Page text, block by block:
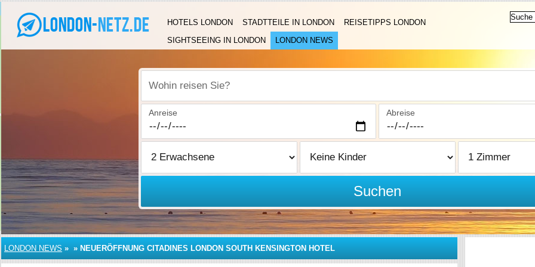
HOTELS LONDON STADTTEILE IN LONDON
REISETIPPS LONDON
SIGHTSEEING IN LONDON
LONDON NEWS
Wohin reisen Sie?
Anreise Abreise
Suchen
LONDON NEWS » » NEUERÖFFNUNG CITADINES LONDON SOUTH KENSINGTON HOTEL